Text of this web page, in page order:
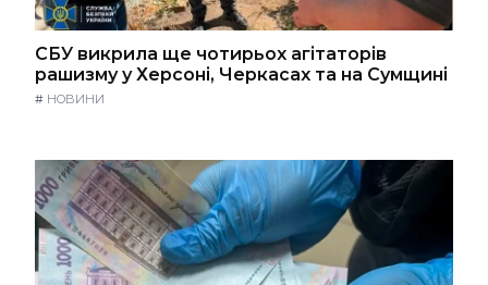
СБУ викрила ще чотирьох агітаторів
рашизму у Херсоні, Черкасах та на Сумщині
# НОВИНИ